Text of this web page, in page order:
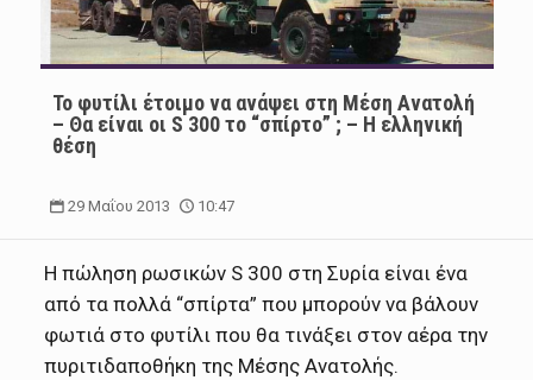
Το φυτίλι έτοιμο να ανάψει στη Μέση Ανατολή
– Θα είναι οι S 300 το “σπίρτο” ; – Η ελληνική
θέση
29 Μαΐου 2013 10:47
Η πώληση ρωσικών S 300 στη Συρία είναι ένα
από τα πολλά “σπίρτα” που μπορούν να βάλουν
φωτιά στο φυτίλι που θα τινάξει στον αέρα την
πυριτιδαποθήκη της Μέσης Ανατολής.